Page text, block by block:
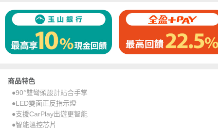
商品特色
●90°雙彎頭設計貼合手掌
●LED雙面正反指示燈
●支援CarPlay出遊更智能
●智能溫控芯片